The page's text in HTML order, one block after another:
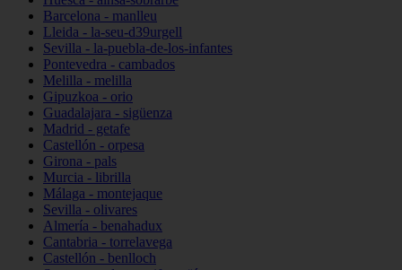
Barcelona - manlleu
Lleida - la-seu-d39urgell
Sevilla - la-puebla-de-los-infantes
Pontevedra - cambados
Melilla - melilla
Gipuzkoa - orio
Guadalajara - sigüenza
Madrid - getafe
Castellón - orpesa
Girona - pals
Murcia - librilla
Málaga - montejaque
Sevilla - olivares
Almería - benahadux
Cantabria - torrelavega
Castellón - benlloch